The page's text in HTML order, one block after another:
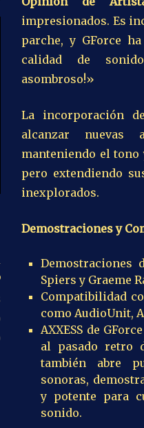
impresionados. Es
parche, y GForce
calidad de
asombroso!»
La incorporación
alcanzar nuevas
manteniendo el
pero extendiendo
inexplorados.
Demostraciones y
Demostraciones
Spiers y Graeme
Compatibilidad
como AudioUnit,
AXXESS de
al pasado retro
también abre
sonoras,
y potente para
sonido.